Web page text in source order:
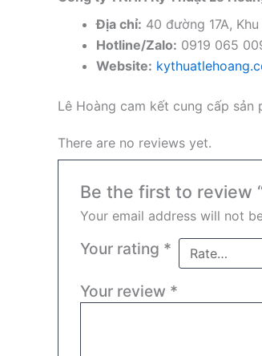
Địa chỉ: 40 đường 17A,
Hotline/Zalo: 0919 065
Website:
Lê Hoàng cam kết cung cấp sản
There are no reviews yet.
Be the first to review
Your email address will not
Your rating *
Your review *